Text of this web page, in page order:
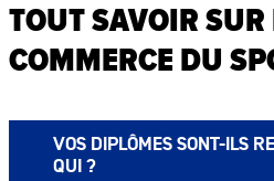
TOUT SAVOIR SUR
COMMERCE DU
VOS DIPLÔMES SONT-ILS
QUI ?